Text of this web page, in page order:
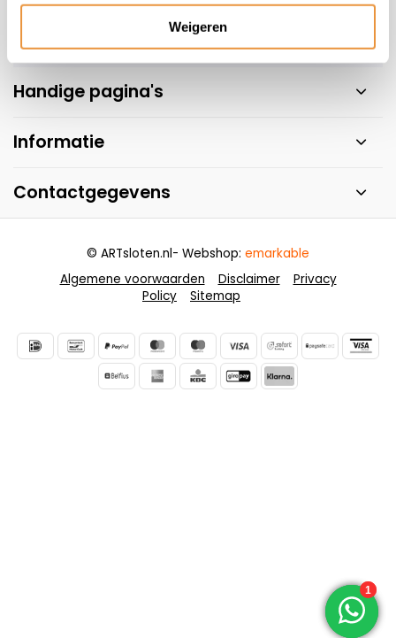
Weigeren
Handige pagina's
Informatie
Contactgegevens
Algemene voorwaarden Disclaimer
Privacy
Policy
Sitemap
© ARTsloten.nl- Webshop: emarkable